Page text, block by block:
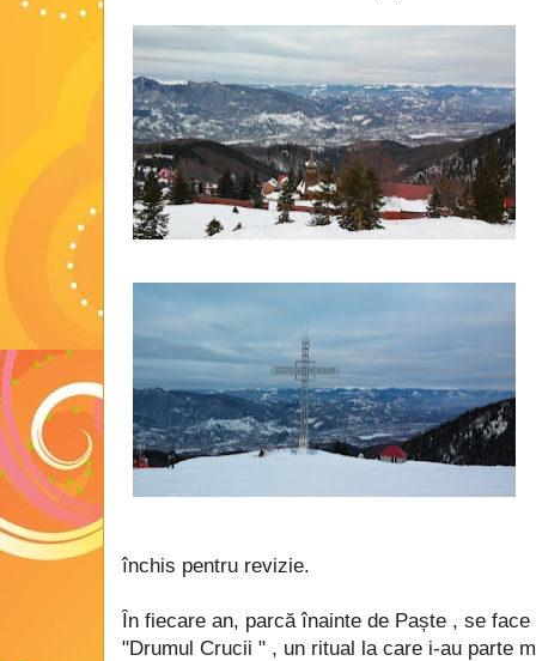
închis pentru revizie.
În fiecare an, parcă înainte de Paște , se
"Drumul Crucii " , un ritual la care i-au parte